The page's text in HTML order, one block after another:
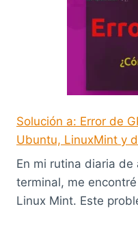
Solución a: Error de
Ubuntu, LinuxMint y
En mi rutina diaria
terminal, me
Linux Mint. Este